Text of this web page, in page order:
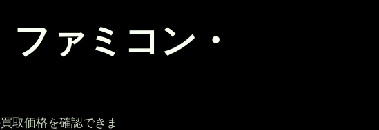
ァミコン・
取価格を確認できま